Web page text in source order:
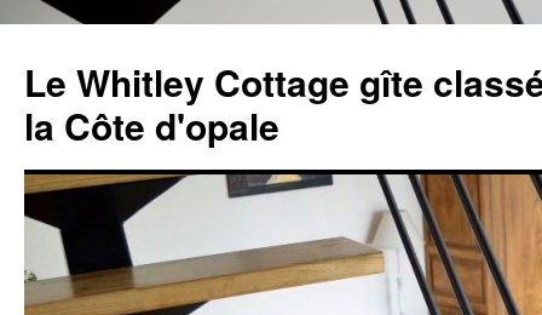
contenu
Le Whitley Cottage gîte
la Côte d'opale